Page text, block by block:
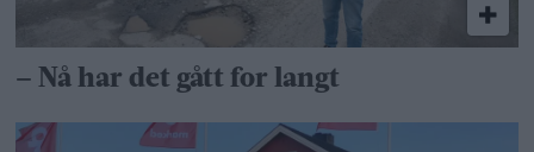
– Nå har det gått for langt